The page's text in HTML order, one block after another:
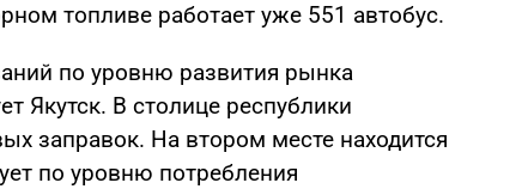
топливе работает уже 551 автобус.
по уровню развития рынка
Якутск. В столице республики
заправок. На втором месте находится
по уровню потребления